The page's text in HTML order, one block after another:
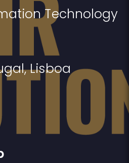
Technology
,Lisboa